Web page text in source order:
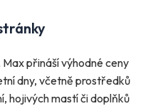
přináší výhodné ceny
dny, včetně prostředků
hojivých mastí či doplňků
Nábytek
Obuv
Pro děti, hračky